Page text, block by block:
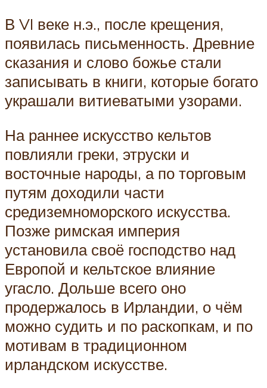
В VI веке н.э., после крещения,
появилась письменность. Древние
сказания и слово божье стали
записывать в книги, которые богато
украшали витиеватыми узорами.
На раннее искусство кельтов
повлияли греки, этруски и
восточные народы, а по торговым
путям доходили части
средиземноморского искусства.
Позже римская империя
установила своё господство над
Европой и кельтское влияние
угасло. Дольше всего оно
продержалось в Ирландии, о чём
можно судить и по раскопкам, и по
мотивам в традиционном
ирландском искусстве.